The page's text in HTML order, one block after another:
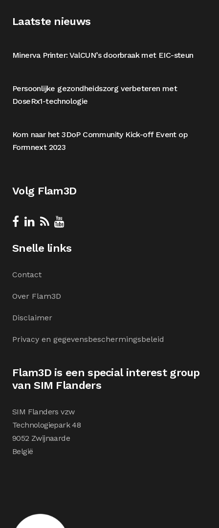
Laatste nieuws
Minerva Printer: ValCUN’s doorbraak met EIC-steun
Persoonlijke gezondheidszorg verbeteren met
DoseRx1-technologie
Kom naar het 3DoP Community Kick-off Event op
Formnext 2023
Volg Flam3D
Snelle links
Contact
Over Flam3D
Disclaimer
Privacy en gegevensbeschermingsbeleid
Flam3D is een special interest group
van SIM Flanders
SIM Flanders vzw
Technologiepark 48
9052 Zwijnaarde
België